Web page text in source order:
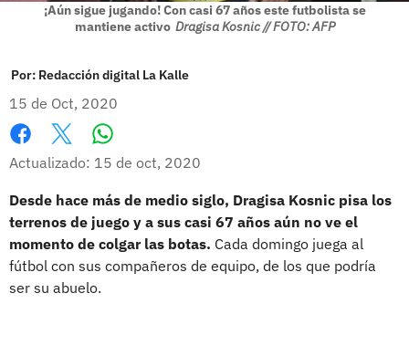
¡Aún sigue jugando! Con casi 67 años este futbolista se
mantiene activo Dragisa Kosnic // FOTO: AFP
Por: Redacción digital La Kalle
15 de Oct, 2020
Facebook
X
Actualizado: 15 de oct, 2020
Desde hace más de medio siglo, Dragisa Kosnic pisa los
terrenos de juego y a sus casi 67 años aún no ve el
momento de colgar las botas. Cada domingo juega al
fútbol con sus compañeros de equipo, de los que podría
ser su abuelo.